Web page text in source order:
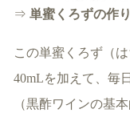
⇒ 単蜜くろずの作
この単蜜くろず（
40mLを加えて、毎
（黒酢ワインの基